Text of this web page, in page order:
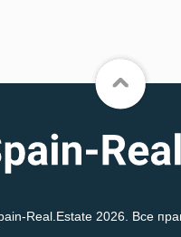
Real.Estate 2026. Все